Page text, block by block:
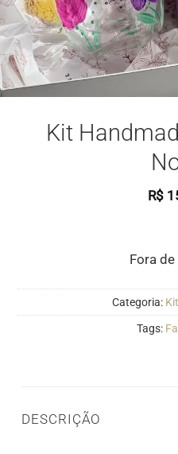
Kit
R$
Fora
Categoria:
Tags:
DESCRIÇÃO